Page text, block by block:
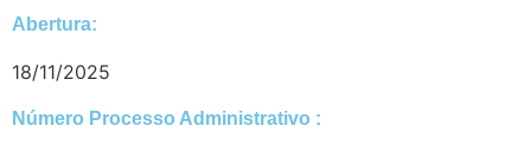
Abertura:
18/11/2025
Número Processo Administrativo :